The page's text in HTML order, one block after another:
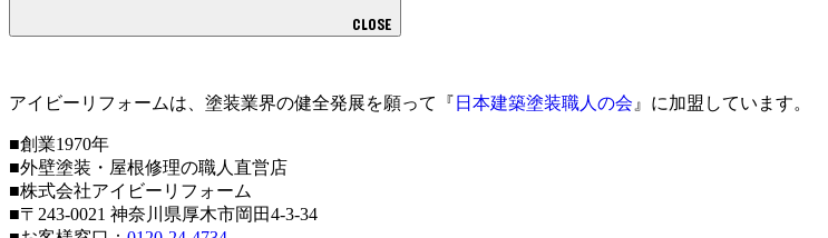
CLOSE
アイビーリフォームは、塗装業界の健全発展を願って『 日本建築塗装職人の会 』に加盟しています。
■創業1970年
■外壁塗装・屋根修理の職人直営店
■株式会社アイビーリフォーム
■〒243-0021 神奈川県厚木市岡田4-3-34